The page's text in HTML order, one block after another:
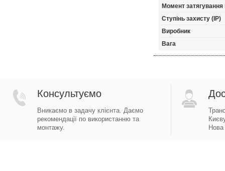
Момент затягування
Ступінь захисту (IP)
Виробник
Вага
Консультуємо
Вникаємо в задачу клієнта. Даємо
рекомендації по використанню та
монтажу.